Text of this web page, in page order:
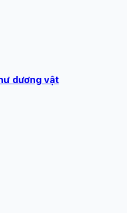
dương vật